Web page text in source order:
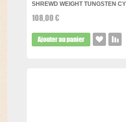
SHREWD WEIGHT TUNGSTEN
108,00 €
Ajouter au panier